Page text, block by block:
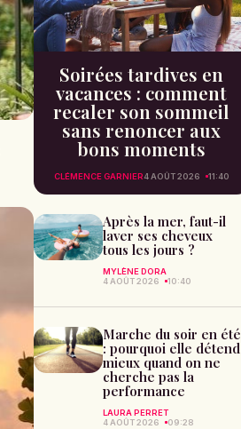
Soirées tardives en
vacances : comment
recaler son sommeil
sans renoncer aux
bons moments
CLÉMENCE GARNIER4 AOÛT 2026 11:40
Après la mer, faut-il
laver ses cheveux
tous les jours ?
MYLÈNE DORA
4 AOÛT 2026
10:40
Marche du soir en été
: pourquoi elle détend
mieux quand on ne
cherche pas la
performance
LAURA PERRET
4 AOÛT 2026
09:28